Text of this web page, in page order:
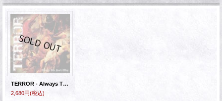
TERROR - Always The Hard Way [CD+DVD]
2,680円(税込)